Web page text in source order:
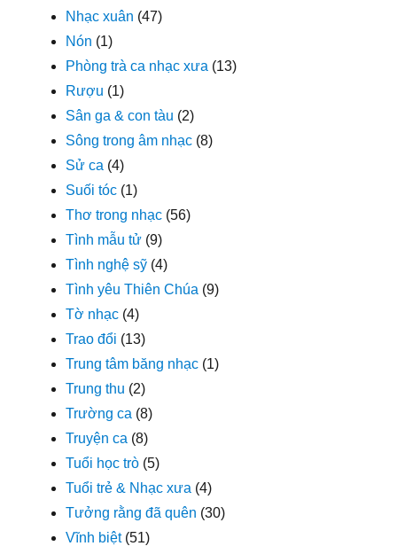
Nhạc xuân (47)
Nón (1)
Phòng trà ca nhạc xưa (13)
Rượu (1)
Sân ga & con tàu (2)
Sông trong âm nhạc (8)
Sử ca (4)
Suối tóc (1)
Thơ trong nhạc (56)
Tình mẫu tử (9)
Tình nghệ sỹ (4)
Tình yêu Thiên Chúa (9)
Tờ nhạc (4)
Trao đổi (13)
Trung tâm băng nhạc (1)
Trung thu (2)
Trường ca (8)
Truyện ca (8)
Tuổi học trò (5)
Tuổi trẻ & Nhạc xưa (4)
Tưởng rằng đã quên (30)
Vĩnh biệt(51)